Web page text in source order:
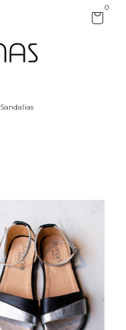
0
Sandalias